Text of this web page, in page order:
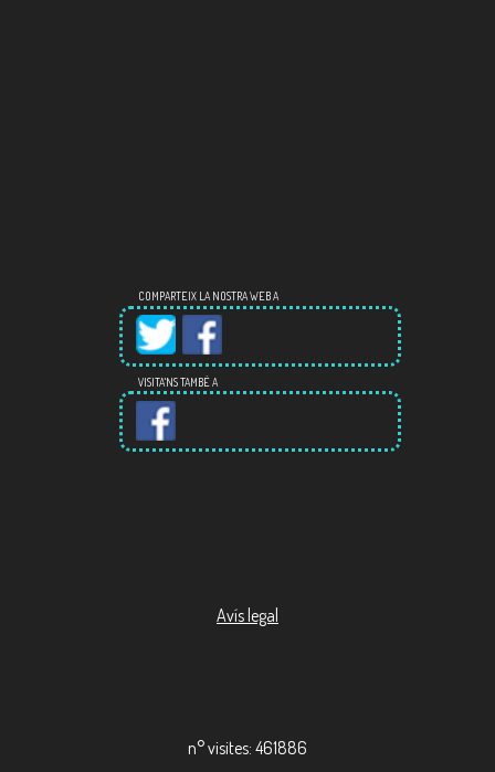
COMPARTEIX LA NOSTRA WEB A
VISITA'NS TAMBÉ A
Avís legal
n° visites: 461886